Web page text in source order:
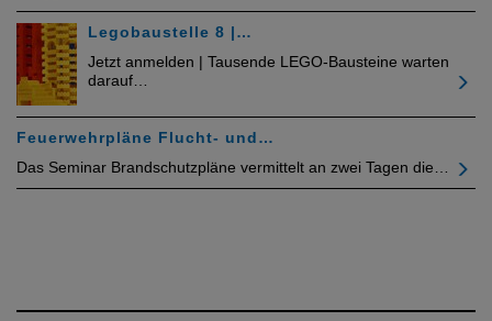
Legobaustelle 8 |…
Jetzt anmelden | Tausende LEGO-Bausteine warten
darauf…
Feuerwehrpläne Flucht- und…
Das Seminar Brandschutzpläne vermittelt an zwei Tagen die…